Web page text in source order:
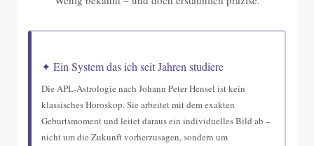
✦ Ein System das ich seit Jahren studiere
Die APL-Astrologie nach Johann Peter Hensel ist kein
klassisches Horoskop. Sie arbeitet mit dem exakten
Geburtsmoment und leitet daraus ein individuelles Bild ab –
nicht um die Zukunft vorherzusagen, sondern um